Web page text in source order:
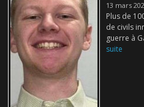
13 mars
Plus de
de civils
guerre à
suite